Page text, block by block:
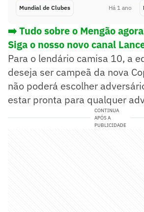
Mundial de Clubes Há 1 ano
➡️ Tudo sobre o Mengão
Siga o nosso novo canal
Para o lendário camisa 10, a
deseja ser campeã da nova
não poderá escolher
estar pronta para qualquer
CONTINUA
APÓS A
PUBLICIDADE